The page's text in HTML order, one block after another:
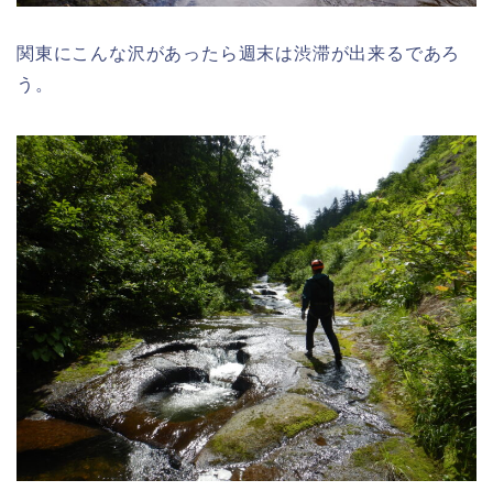
関東にこんな沢があったら週末は渋滞が出来るであろ
う。